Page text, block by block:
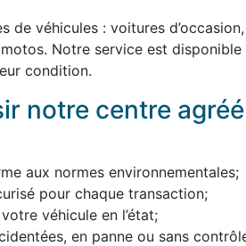
de véhicules : voitures
Notre service est
condition.
notre centre
aux normes environnementales;
pour chaque transaction;
véhicule en l’état;
en panne ou sans